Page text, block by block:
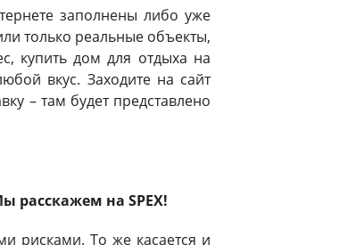
заполнены либо уже
только реальные объекты,
купить дом для отдыха на
вкус. Заходите на сайт
– там будет представлено
расскажем на SPEX!
рисками. То же касается и